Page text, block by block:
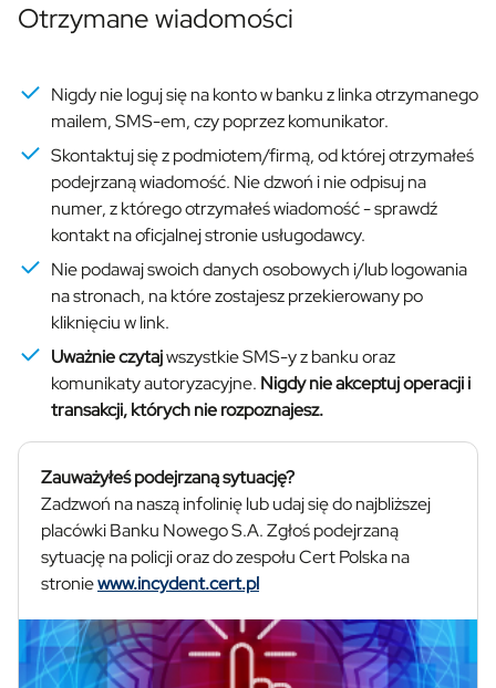
Otrzymane wiadomości
Nigdy nie loguj się na konto w banku z linka otrzymanego
mailem, SMS-em, czy poprzez komunikator.
Skontaktuj się z podmiotem/firmą, od której otrzymałeś
podejrzaną wiadomość. Nie dzwoń i nie odpisuj na
numer, z którego otrzymałeś wiadomość - sprawdź
kontakt na oficjalnej stronie usługodawcy.
Nie podawaj swoich danych osobowych i/lub logowania
na stronach, na które zostajesz przekierowany po
kliknięciu w link.
Uważnie czytajwszystkie SMS-y z banku oraz
komunikaty autoryzacyjne. Nigdy nie akceptuj operacji i
transakcji, których nie rozpoznajesz.
Zauważyłeś podejrzaną sytuację?
Zadzwoń na naszą infolinię lub udaj się do najbliższej
placówki Banku Nowego S.A. Zgłoś podejrzaną
sytuację na policji oraz do zespołu Cert Polska na
stroniewww.incydent.cert.pl